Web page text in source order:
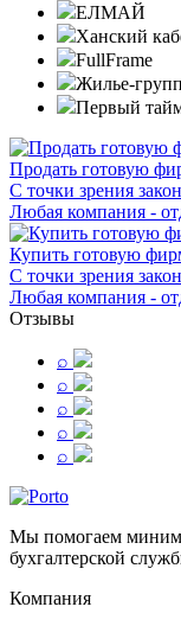
ЕЛМАЙ
Ханский
FullFrame
Жилье-групп
Первый
Продать готовую
С точки зрения
Любая компания -
Купить готовую
С точки зрения
Любая компания -
Отзывы
⌕
⌕
⌕
⌕
⌕
Мы помогаем
бухгалтерской
Компания